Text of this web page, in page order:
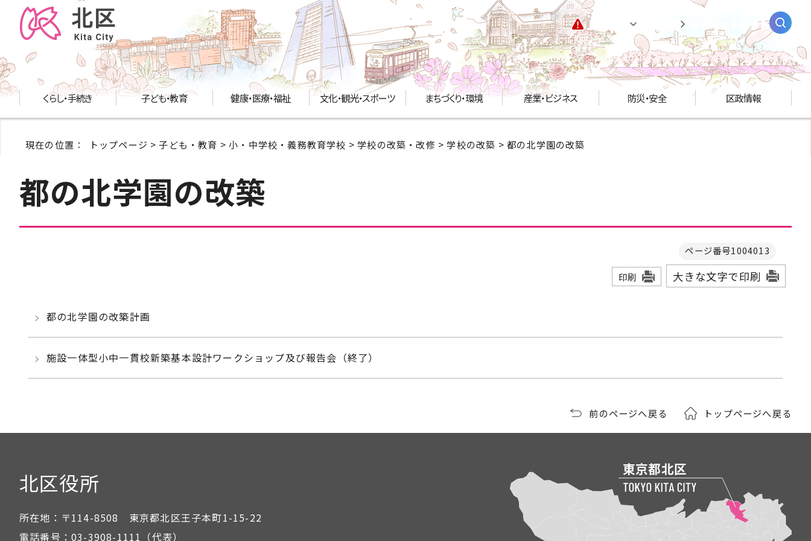
緊急情報 AIチャットボット
くらし・手続き 子ども・教育 健康・医療・福祉 文化・観光・スポーツ まちづくり・環境 産業・ビジネス 防災・安全 区政情報
現在の位置： トップページ >子ども・教育 >小・中学校・義務教育学校 >学校の改築・改修 >学校の改築 > 都の北学園の改築
都の北学園の改築
ページ番号1004013
印刷 大きな文字で印刷
都の北学園の改築計画
施設一体型小中一貫校新築基本設計ワークショップ及び報告会（終了）
前のページへ戻る トップページへ戻る
北区役所
所在地： 〒114-8508 東京都北区王子本町1-15-22
電話番号： 03-3908-1111 （代表）